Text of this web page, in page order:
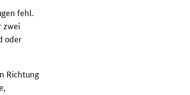
fehl.
zwei
oder
Richtung